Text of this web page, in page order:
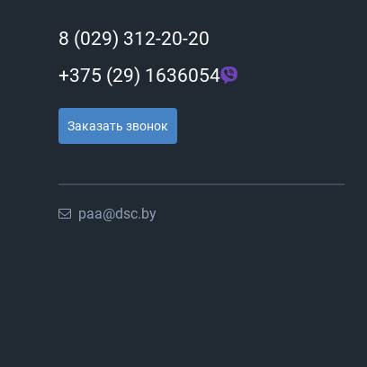
8 (029) 312-20-20
+375 (29) 1636054
Заказать звонок
paa@dsc.by